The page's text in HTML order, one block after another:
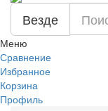
Везде
Меню
Сравнение
Избранное
Корзина
Профиль